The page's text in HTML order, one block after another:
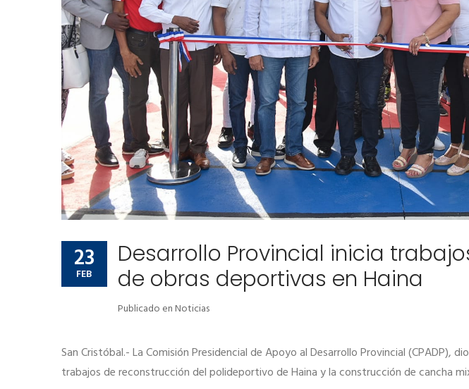
23
FEB
Desarrollo Provincial inicia
de obras deportivas en Haina
Publicado enNoticias
San Cristóbal.- La Comisión Presidencial de Apoyo al Desarrollo Provincial (CPADP),
trabajos de reconstrucción del polideportivo de Haina y la construcción de cancha